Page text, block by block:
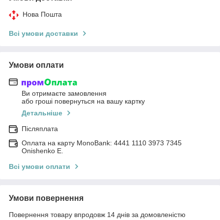
Нова Пошта
Всі умови доставки
Умови оплати
Ви отримаєте замовлення
або гроші повернуться на вашу картку
Детальніше
Післяплата
Оплата на карту MonoBank: 4441 1110 3973 7345
Onishenko E.
Всі умови оплати
Умови повернення
Повернення товару впродовж 14 днів за домовленістю